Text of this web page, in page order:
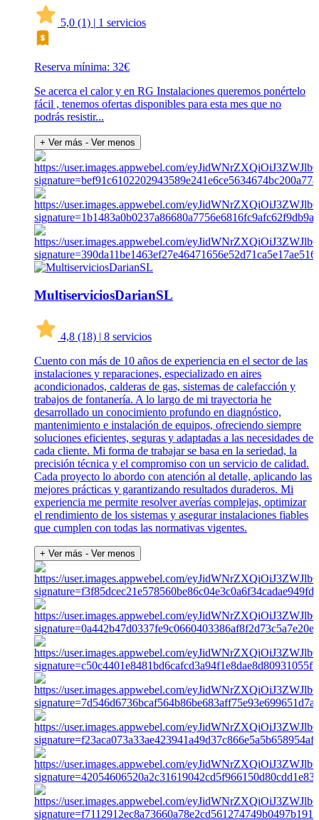
5,0 (1) | 1 servicios
Reserva mínima: 32€
Se acerca el calor y en RG Instalaciones queremos ponértelo
fácil , tenemos ofertas disponibles para esta mes que no
podrás resistir...
+ Ver más - Ver menos
MultiserviciosDarianSL
4,8 (18) | 8 servicios
Cuento con más de 10 años de experiencia en el sector de las
instalaciones y reparaciones, especializado en aires
acondicionados, calderas de gas, sistemas de calefacción y
trabajos de fontanería. A lo largo de mi trayectoria he
desarrollado un conocimiento profundo en diagnóstico,
mantenimiento e instalación de equipos, ofreciendo siempre
soluciones eficientes, seguras y adaptadas a las necesidades de
cada cliente. Mi forma de trabajar se basa en la seriedad, la
precisión técnica y el compromiso con un servicio de calidad.
Cada proyecto lo abordo con atención al detalle, aplicando las
mejores prácticas y garantizando resultados duraderos. Mi
experiencia me permite resolver averías complejas, optimizar
el rendimiento de los sistemas y asegurar instalaciones fiables
que cumplen con todas las normativas vigentes.
+ Ver más - Ver menos